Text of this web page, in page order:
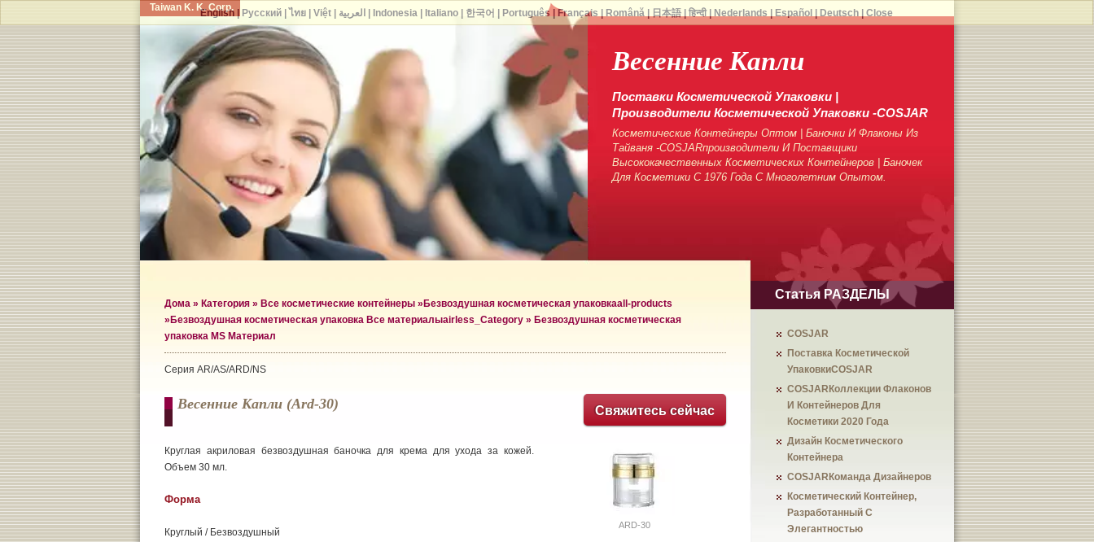
Taiwan K. K. Corp.
Весенние Капли
Поставки Косметической Упаковки |
Производители Косметической Упаковки -COSJAR
Косметические Контейнеры Оптом | Баночки И Флаконы Из
Тайваня -COSJARпроизводители И Поставщики
Высококачественных Косметических Контейнеров | Баночек
Для Косметики С 1976 Года С Многолетним Опытом.
Дома » Категория » Все косметические контейнеры » Безвоздушная косметическая упаковкаall-products
» Безвоздушная косметическая упаковка Все материалыairless_Category » Безвоздушная косметическая
упаковка MS Материал
Серия AR/AS/ARD/NS
Свяжитесь сейчас
Весенние Капли (ard-30)
ARD-30
Круглая акриловая безвоздушная баночка для крема для ухода за кожей.
Объем 30 мл.
Форма
Круглый / Безвоздушный
Статья РАЗДЕЛЫ
COSJAR
Поставка Косметической
УпаковкиCOSJAR
COSJARКоллекции Флаконов
И Контейнеров Для
Косметики 2020 Года
Дизайн Косметического
Контейнера
COSJARКоманда Дизайнеров
Косметический Контейнер,
Разработанный С
Элегантностью
English| Русский| ไทย| Việt| العربية Indonesia| Italiano| 한국어 Português Français Română| 日本語| हिन्दी| Nederlands Español Deutsch| Close